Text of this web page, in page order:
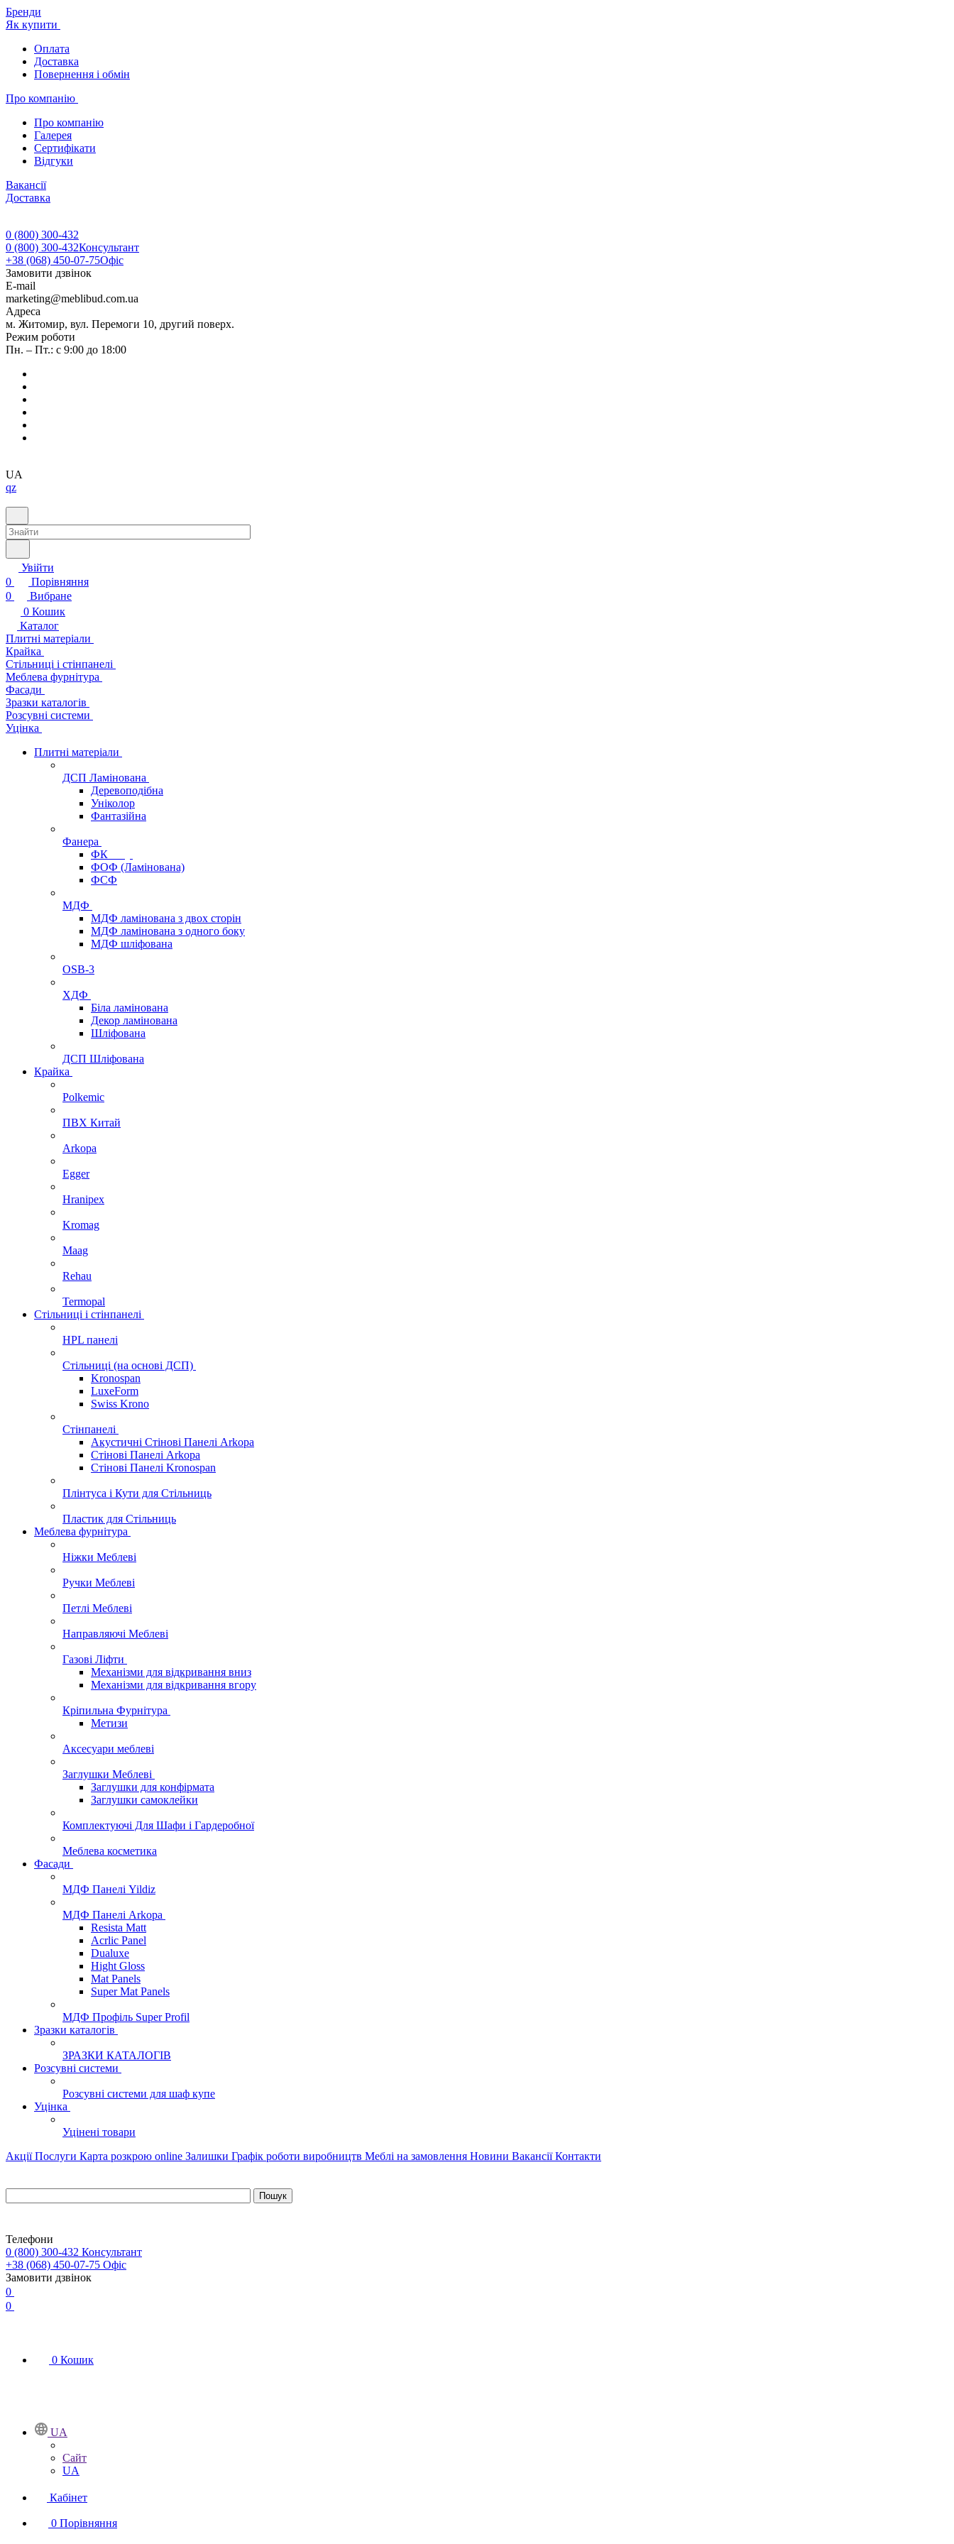
Бренди
Як купити
Оплата
Доставка
Повернення і обмін
Про компанію
Про компанію
Галерея
Сертифікати
Відгуки
Вакансії
Доставка
0 (800) 300-432
0 (800) 300-432Консультант
+38 (068) 450-07-75Офіс
Замовити дзвінок
E-mail
marketing@meblibud.com.ua
Адреса
м. Житомир, вул. Перемоги 10, другий поверх.
Режим роботи
Пн. – Пт.: с 9:00 до 18:00
UA
qz
Увійти
0
Порівняння
0
Вибране
0 Кошик
Каталог
Плитні матеріали
Крайка
Стільниці і стінпанелі
Меблева фурнітура
Фасади
Зразки каталогів
Розсувні системи
Уцінка
Плитні матеріали
ДСП Ламінована
Деревоподібна
Уніколор
Фантазійна
Фанера
ФК
ФОФ (Ламінована)
ФСФ
МДФ
МДФ ламінована з двох сторін
МДФ ламінована з одного боку
МДФ шліфована
OSB-3
ХДФ
Біла ламінована
Декор ламінована
Шліфована
ДСП Шліфована
Крайка
Polkemic
ПВХ Китай
Arkopa
Egger
Hranipex
Kromag
Maag
Rehau
Termopal
Стільниці і стінпанелі
HPL панелі
Стільниці (на основі ДСП)
Kronospan
LuxeForm
Swiss Krono
Стінпанелі
Акустичні Стінові Панелі Аrkopa
Стінові Панелі Arkopa
Стінові Панелі Kronospan
Плінтуса і Кути для Стільниць
Пластик для Стільниць
Меблева фурнітура
Ніжки Меблеві
Ручки Меблеві
Петлі Меблеві
Направляючі Меблеві
Газові Ліфти
Механізми для відкривання вниз
Механізми для відкривання вгору
Кріпильна Фурнітура
Метизи
Аксесуари меблеві
Заглушки Меблеві
Заглушки для конфірмата
Заглушки самоклейки
Комплектуючі Для Шафи і Гардеробної
Меблева косметика
Фасади
МДФ Панелі Yildiz
МДФ Панелі Arkopa
Resista Matt
Acrlic Panel
Dualuxe
Hight Gloss
Mat Panels
Super Mat Panels
МДФ Профіль Super Profil
Зразки каталогів
ЗРАЗКИ КАТАЛОГІВ
Розсувні системи
Розсувні системи для шаф купе
Уцінка
Уцінені товари
Акції Послуги Карта розкрою online Залишки Графік роботи виробництв Меблі на замовлення Новини Вакансії Контакти
Телефони
0 (800) 300-432 Консультант
+38 (068) 450-07-75 Офіс
Замовити дзвінок
0
0
0 Кошик
UA
Сайт
UA
Кабінет
0 Порівняння